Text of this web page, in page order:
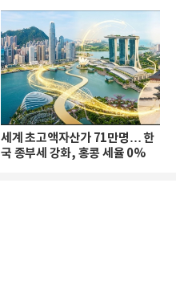
세계 초고액자산가 71만명… 한
국 종부세 강화, 홍콩 세율 0%